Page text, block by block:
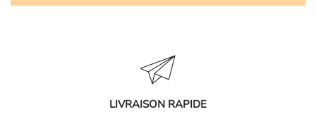
LIVRAISON RAPIDE